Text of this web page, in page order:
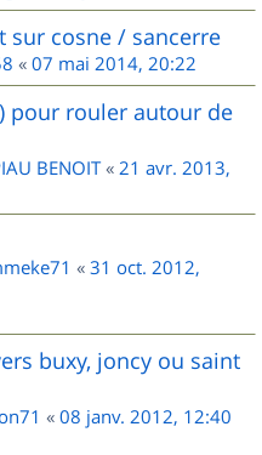
cosne / sancerre
« 07 mai 2014, 20:22
pour rouler autour de
BENOIT« 21 avr. 2013,
« 31 oct. 2012,
buxy, joncy ou saint
« 08 janv. 2012, 12:40